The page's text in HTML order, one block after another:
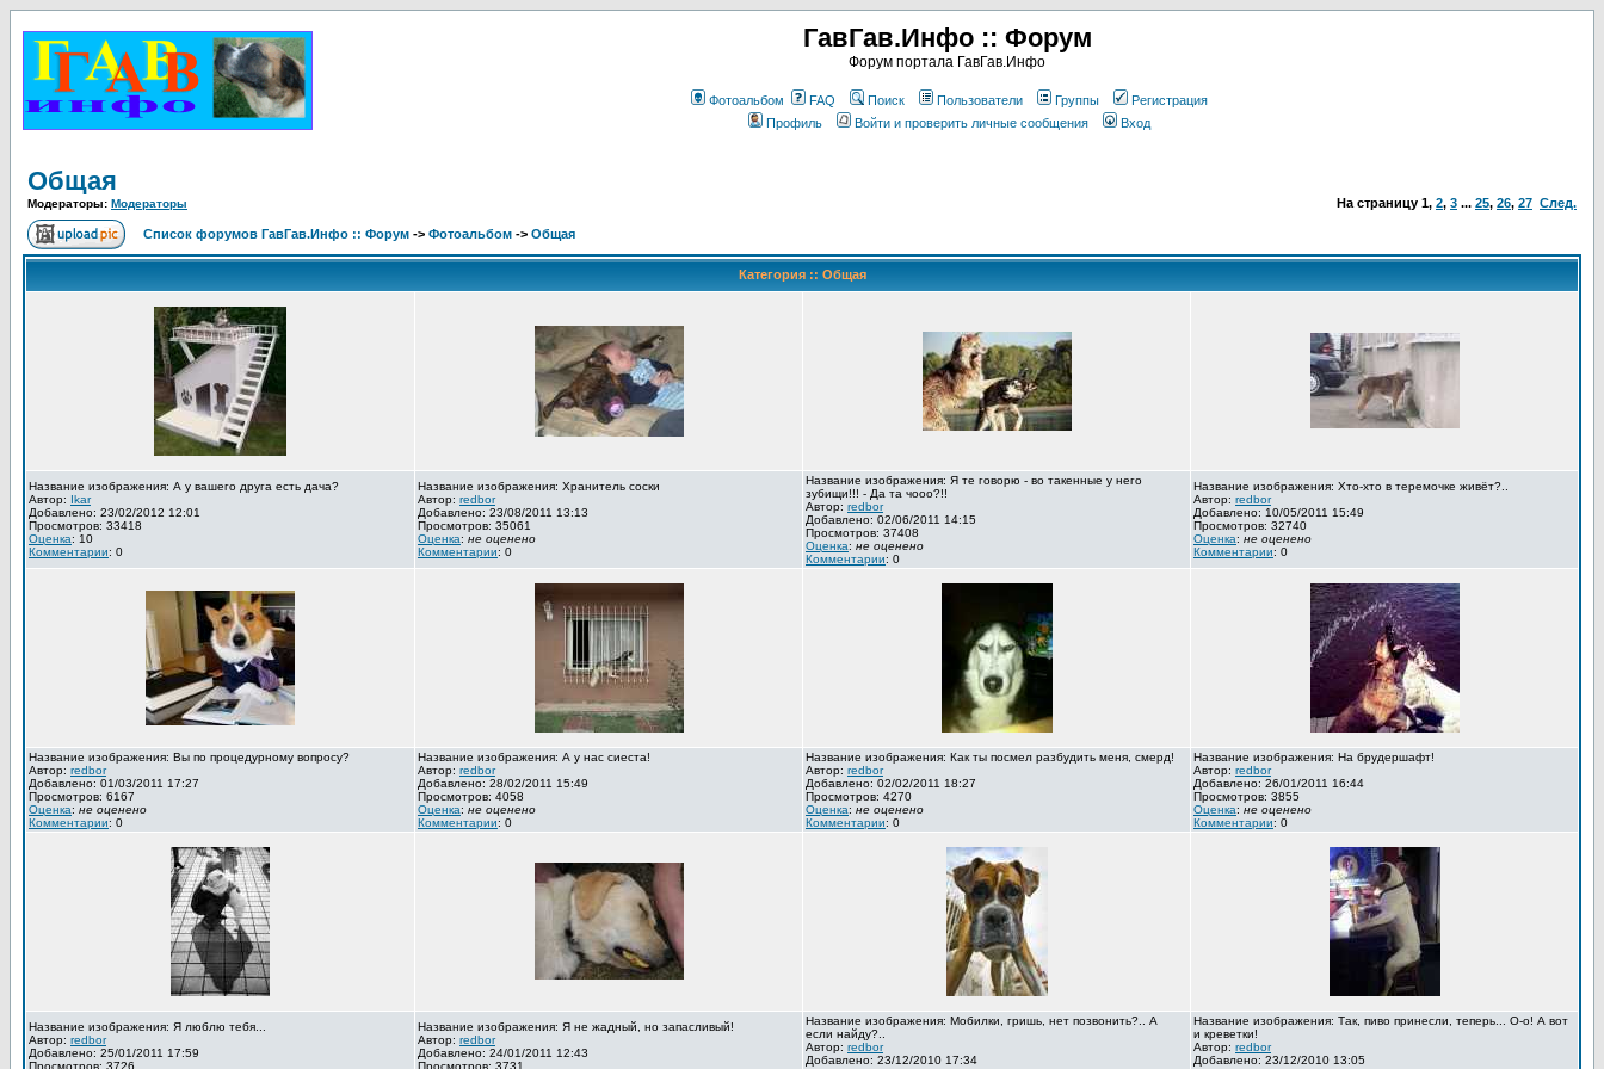
ГавГав.Инфо :: Форум
Форум портала ГавГав.Инфо
Фотоальбом FAQ Поиск Пользователи Группы
Регистрация
Профиль
Войти и проверить личные сообщения Вход
Общая
Модераторы: Модераторы На страницу 1, 2, 3 ... 25, 26, 27 След.
Список форумов ГавГав.Инфо :: Форум -> Фотоальбом -> Общая
Категория :: Общая
Название изображения: А у вашего друга есть дача?
Автор: Ikar
Добавлено: 23/02/2012 12:01
Просмотров: 33418
Оценка: 10
Комментарии: 0
Название изображения: Хранитель соски
Автор: redbor
Добавлено: 23/08/2011 13:13
Просмотров: 35061
Оценка: не оценено
Комментарии: 0
Название изображения: Я те говорю - во такенные у него
зубищи!!! - Да та чооо?!!
Автор: redbor
Добавлено: 02/06/2011 14:15
Просмотров: 37408
Оценка: не оценено
Комментарии: 0
Название изображения: Хто-хто в теремочке живёт?..
Автор: redbor
Добавлено: 10/05/2011 15:49
Просмотров: 32740
Оценка: не оценено
Комментарии: 0
Название изображения: Вы по процедурному вопросу?
Автор: redbor
Добавлено: 01/03/2011 17:27
Просмотров: 6167
Оценка: не оценено
Комментарии: 0
Название изображения: А у нас сиеста!
Автор: redbor
Добавлено: 28/02/2011 15:49
Просмотров: 4058
Оценка: не оценено
Комментарии: 0
Название изображения: Как ты посмел разбудить меня, смерд!
Автор: redbor
Добавлено: 02/02/2011 18:27
Просмотров: 4270
Оценка: не оценено
Комментарии: 0
Название изображения: На брудершафт!
Автор: redbor
Добавлено: 26/01/2011 16:44
Просмотров: 3855
Оценка: не оценено
Комментарии: 0
Название изображения: Я люблю тебя...
Автор: redbor
Добавлено: 25/01/2011 17:59
Просмотров: 3726
Название изображения: Я не жадный, но запасливый!
Автор: redbor
Добавлено: 24/01/2011 12:43
Просмотров: 3731
Название изображения: Мобилки, гришь, нет позвонить?.. А
если найду?..
Автор: redbor
Добавлено: 23/12/2010 17:34
Название изображения: Так, пиво принесли, теперь... О-о! А вот
и креветки!
Автор: redbor
Добавлено: 23/12/2010 13:05